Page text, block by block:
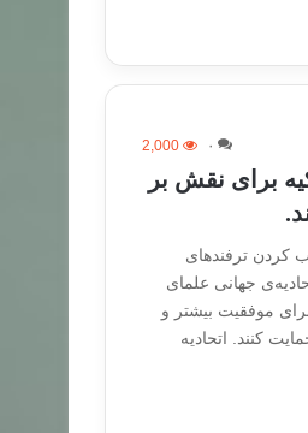
۰ 2,000
برای نقش بر
کردن ترفندهای
جهانی علمای
موفقیت بیشتر و
کنند. اتحادیه